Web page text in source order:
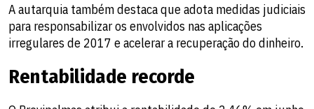
A autarquia também destaca que adota medidas judiciais
para responsabilizar os envolvidos nas aplicações
irregulares de 2017 e acelerar a recuperação do dinheiro.
Rentabilidade recorde